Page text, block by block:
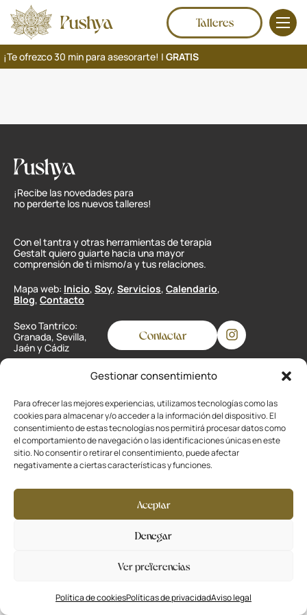
Gestionar consentimiento
Para ofrecer las mejores experiencias, utilizamos tecnologías como las
cookies para almacenar y/o acceder a la información del dispositivo. El
consentimiento de estas tecnologías nos permitirá procesar datos como
el comportamiento de navegación o las identificaciones únicas en este
sitio. No consentir o retirar el consentimiento, puede afectar
negativamente a ciertas características y funciones.
Aceptar
Denegar
Ver preferencias
Política de cookiesPolíticas de privacidadAviso legal
Talleres
¡Te ofrezco 30 min para asesorarte! | GRATIS
¡Recibe las novedades para
no perderte los nuevos talleres!
Con el tantra y otras herramientas de terapia
Gestalt quiero guiarte hacia una mayor
comprensión de ti mismo/a y tus relaciones.
Mapa web: Inicio, Soy, Servicios, Calendario,
Blog, Contacto
Sexo Tantrico:
Granada, Sevilla,
Jaén y Cádiz
Contactar
Privacidad
Cookies
Aviso legal
Desarrollado porLa Ola Buena